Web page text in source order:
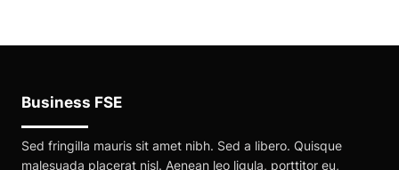
Business FSE
Sed fringilla mauris sit amet nibh. Sed a libero. Quisque
malesuada placerat nisl. Aenean leo ligula, porttitor eu,